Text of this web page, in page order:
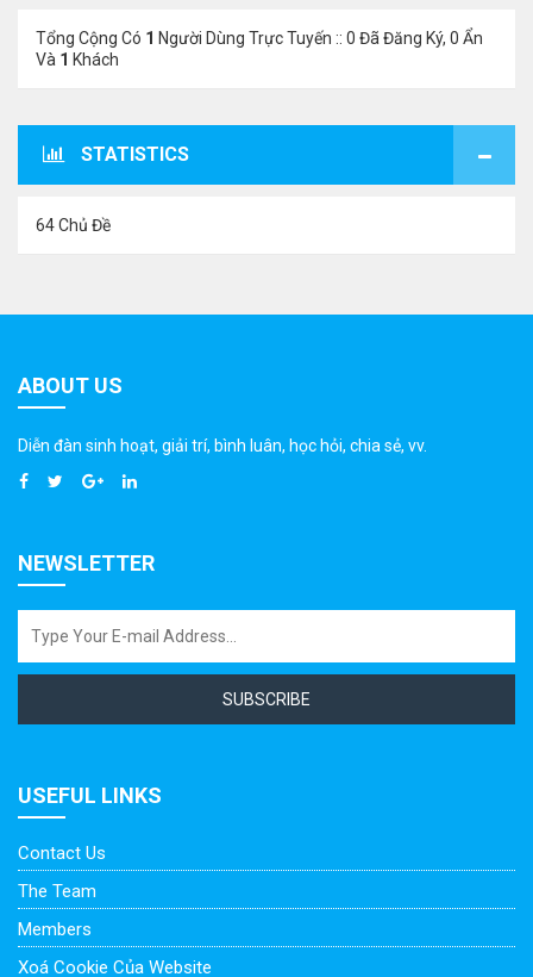
Tổng Cộng Có 1 Người Dùng Trực Tuyến :: 0 Đã Đăng Ký, 0 Ẩn
Và 1 Khách
STATISTICS
64 Chủ Đề
ABOUT US
Diễn đàn sinh hoạt, giải trí, bình luân, học hỏi, chia sẻ, vv.
NEWSLETTER
SUBSCRIBE
USEFUL LINKS
Contact Us
The Team
Members
Xoá Cookie Của Website